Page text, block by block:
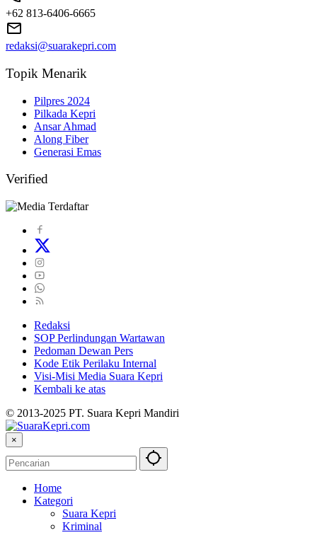
+62 813-6406-6665
redaksi@suarakepri.com
Topik Menarik
Pilpres 2024
Pilkada Kepri
Ansar Ahmad
Along Fiber
Generasi Emas
Verified
Redaksi
SOP Perlindungan Wartawan
Pedoman Dewan Pers
Kode Etik Perilaku Internal
Visi-Misi Media Suara Kepri
Kembali ke atas
© 2013-2025 PT. Suara Kepri Mandiri
×
Home
Kategori
Suara Kepri
Kriminal